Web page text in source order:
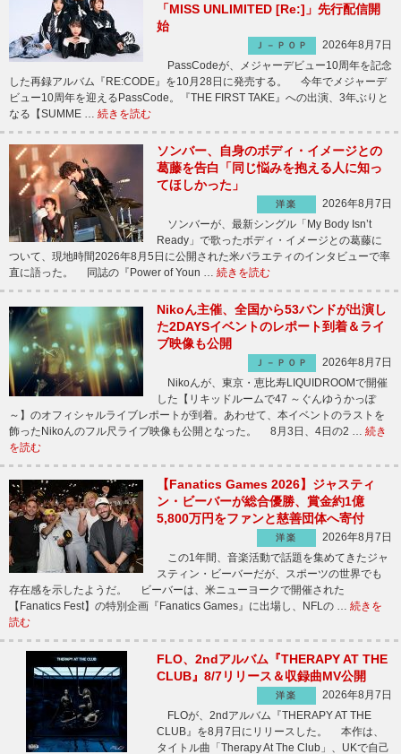
「MISS UNLIMITED [Re:]」先行配信開
始
Ｊ－ＰＯＰ
2026年8月7日
PassCodeが、メジャーデビュー10周年を記念
した再録アルバム『RE:CODE』を10月28日に発売する。 今年でメジャーデ
ビュー10周年を迎えるPassCode。『THE FIRST TAKE』への出演、3年ぶりと
なる【SUMME … 続きを読む
ソンバー、自身のボディ・イメージとの
葛藤を告白「同じ悩みを抱える人に知っ
てほしかった」
洋楽
2026年8月7日
ソンバーが、最新シングル「My Body Isn’t
Ready」で歌ったボディ・イメージとの葛藤に
ついて、現地時間2026年8月5日に公開された米バラエティのインタビューで率
直に語った。 同誌の『Power of Youn … 続きを読む
Nikoん主催、全国から53バンドが出演し
た2DAYSイベントのレポート到着＆ライ
ブ映像も公開
Ｊ－ＰＯＰ
2026年8月7日
Nikoんが、東京・恵比寿LIQUIDROOMで開催
した【リキッドルームで47 ～ぐんゆうかっぽ
～】のオフィシャルライブレポートが到着。あわせて、本イベントのラストを
飾ったNikoんのフル尺ライブ映像も公開となった。 8月3日、4日の2 … 続き
を読む
【Fanatics Games 2026】ジャスティ
ン・ビーバーが総合優勝、賞金約1億
5,800万円をファンと慈善団体へ寄付
洋楽
2026年8月7日
この1年間、音楽活動で話題を集めてきたジャ
スティン・ビーバーだが、スポーツの世界でも
存在感を示したようだ。 ビーバーは、米ニューヨークで開催された
【Fanatics Fest】の特別企画『Fanatics Games』に出場し、NFLの … 続きを
読む
FLO、2ndアルバム『THERAPY AT THE
CLUB』8/7リリース＆収録曲MV公開
洋楽
2026年8月7日
FLOが、2ndアルバム『THERAPY AT THE
CLUB』を8月7日にリリースした。 本作は、
タイトル曲「Therapy At The Club」、UKで自己